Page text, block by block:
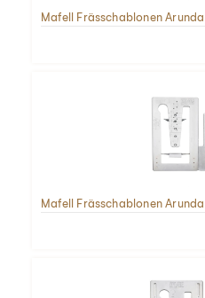
Mafell Frässchablonen Arunda
Mafell Frässchablonen